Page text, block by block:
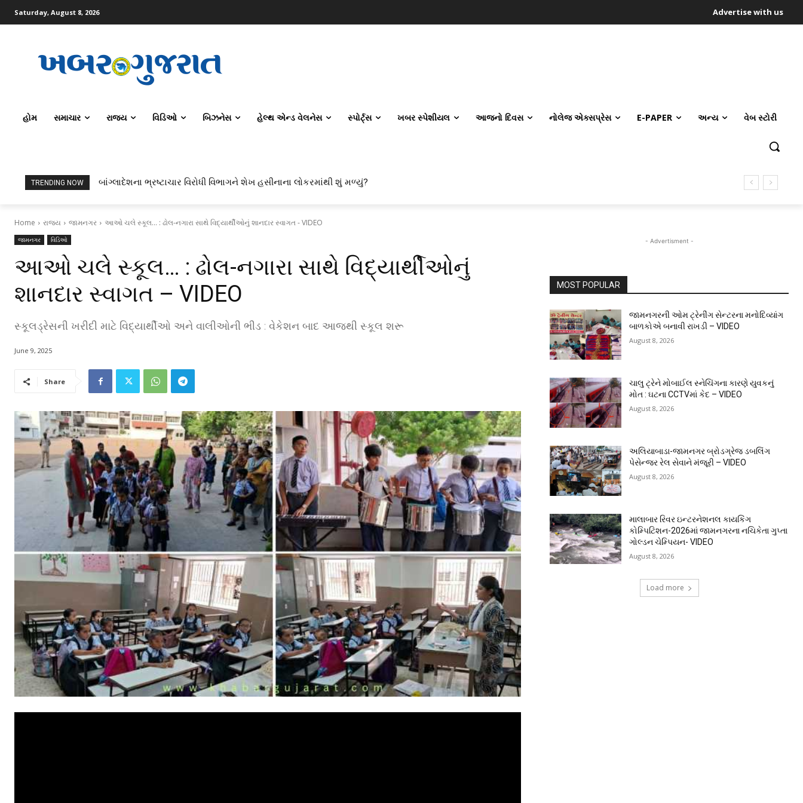
Saturday, August 8, 2026 Advertise with us
હોમ સમાચાર રાજ્ય વિડિઓ બિઝનેસ હેલ્થ એન્ડ વેલનેસ સ્પોર્ટ્સ ખબર સ્પેશીયલ આજનો દિવસ નોલેજ એક્સપ્રેસ E-PAPER અન્ય વેબ સ્ટોરી
TRENDING NOW ટોપર્સ કોમ્પ્યુટર સાયન્સ અને AI કરતાં સિવિલ એન્જિનિયરિંગ કેમ પસંદ કરી રહ્યા છે? IITનો ટ્રેન્ડ બદલાઈ ગયો છે
બાંગ્લાદેશના ભ્રષ્ટાચાર વિરોધી વિભાગને શેખ હસીનાના લોકરમાંથી શું મળ્યું?
Home રાજ્ય જામનગર આઓ ચલે સ્કૂલ... : ઢોલ-નગારા સાથે વિદ્યાર્થીઓનું શાનદાર સ્વાગત - VIDEO
જામનગર વિડિઓ
આઓ ચલે સ્કૂલ… : ઢોલ-નગારા સાથે વિદ્યાર્થીઓનું
શાનદાર સ્વાગત – VIDEO
સ્કૂલડ્રેસની ખરીદી માટે વિદ્યાર્થીઓ અને વાલીઓની ભીડ : વેકેશન બાદ આજથી સ્કૂલ શરૂ
June 9, 2025
Share
- Advertisment -
MOST POPULAR
જામનગરની ઓમ ટ્રેનીંગ સેન્ટરના મનોદિવ્યાંગ
બાળકોએ બનાવી રાખડી – VIDEO
August 8, 2026
ચાલુ ટ્રેને મોબાઈલ સ્નેચિંગના કારણે યુવકનું
મોત : ઘટના CCTVમાં કેદ – VIDEO
August 8, 2026
અલિયાબાડા-જામનગર બ્રોડગ્રેજ ડબલિંગ
પેસેન્જર રેલ સેવાને મંજૂરી – VIDEO
August 8, 2026
માલાબાર રિવર ઇન્ટરનેશનલ કાયકિંગ
કોમ્પિટિશન-2026માં જામનગરના નચિકેતા ગુપ્તા
ગોલ્ડન ચેમ્પિયન- VIDEO
August 8, 2026
Load more